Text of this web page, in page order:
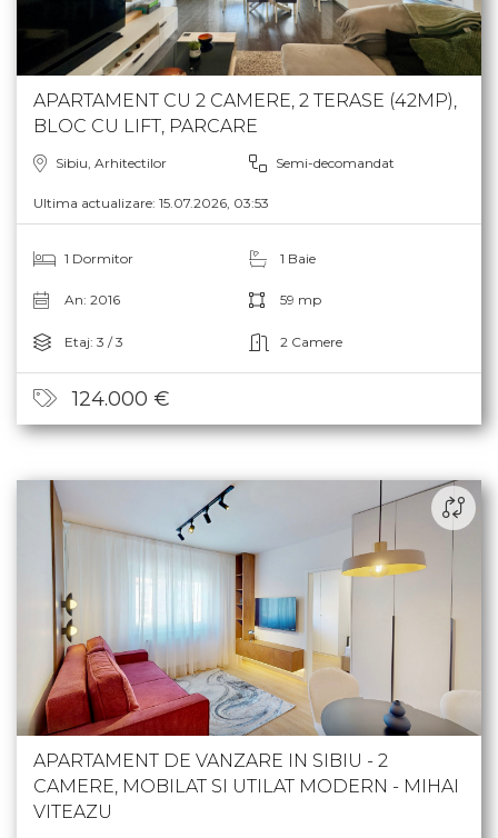
APARTAMENT CU 2 CAMERE, 2 TERASE (42MP),
BLOC CU LIFT, PARCARE
Sibiu, Arhitectilor Semi-decomandat
Ultima actualizare: 15.07.2026, 03:53
1 Dormitor 1 Baie
An: 2016 59 mp
Etaj: 3 / 3 2 Camere
124.000 €
APARTAMENT DE VANZARE IN SIBIU - 2
CAMERE, MOBILAT SI UTILAT MODERN - MIHAI
VITEAZU